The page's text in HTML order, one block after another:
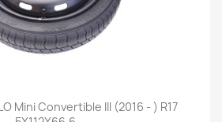
Mini Convertible III (2016 - ) R17